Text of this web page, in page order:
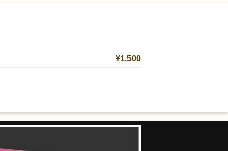
¥1,500